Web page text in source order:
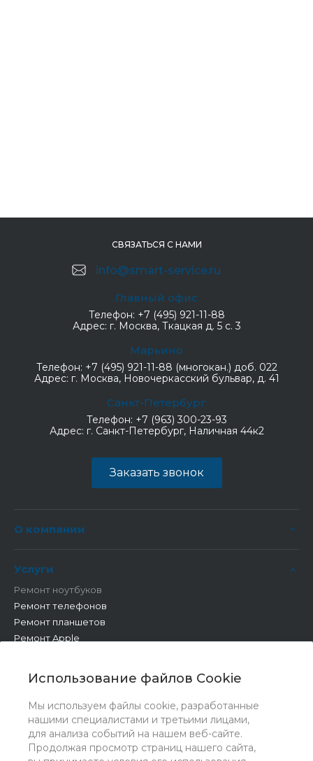
Использование файлов Cookie
Мы используем файлы cookie, разработанные
нашими специалистами и третьими лицами,
для анализа событий на нашем веб-сайте.
Продолжая просмотр страниц нашего сайта,
СВЯЗАТЬСЯ С НАМИ
info@smart-service.ru
Главный офис
Телефон: +7 (495) 921-11-88
Адрес: г. Москва, Ткацкая д. 5 с. 3
Марьино
Телефон: +7 (495) 921-11-88 (многокан.) доб. 022
Адрес: г. Москва, Новочеркасский бульвар, д. 41
Санкт-Петербург
Телефон: +7 (963) 300-23-93
Адрес: г. Санкт-Петербург, Наличная 44к2
Заказать звонок
О компании
Услуги
Ремонт ноутбуков
Ремонт телефонов
Ремонт планшетов
Ремонт Apple